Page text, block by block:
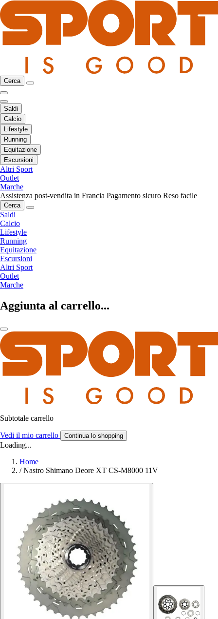
Cerca
Saldi
Calcio
Lifestyle
Running
Equitazione
Escursioni
Altri Sport
Outlet
Marche
Assistenza post-vendita in Francia Pagamento sicuro Reso facile
Cerca
Saldi
Calcio
Lifestyle
Running
Equitazione
Escursioni
Altri Sport
Outlet
Marche
Aggiunta al carrello...
Subtotale carrello
Vedi il mio carrello Continua lo shopping
Loading...
Home
/ Nastro Shimano Deore XT CS-M8000 11V